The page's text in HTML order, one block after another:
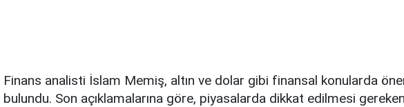
Finans analisti İslam Memiş, altın ve dolar gibi finansal konularda
bulundu. Son açıklamalarına göre, piyasalarda dikkat edilmesi